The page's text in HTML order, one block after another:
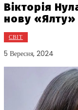
Вікторія
нову «Ялту»
СВІТ
5 Вересня, 2024